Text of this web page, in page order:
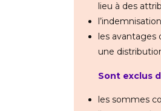
lieu à des
les avantages
une
Sont exclus
les sommes